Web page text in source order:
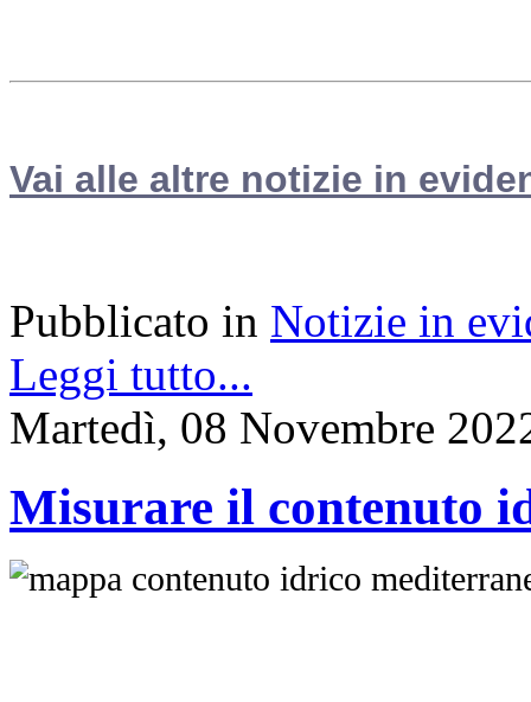
Vai alle altre notizie in
Pubblicato in Notizie in
Leggi tutto...
Martedì, 08 Novembre
Misurare il contenuto